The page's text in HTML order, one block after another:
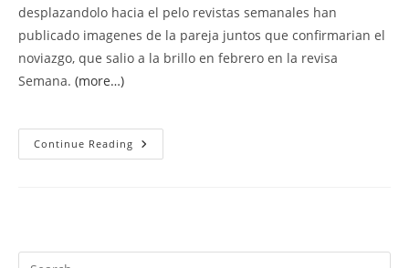
desplazandolo hacia el pelo revistas semanales han
publicado imagenes de la pareja juntos que confirmarian el
noviazgo, que salio a la brillo en febrero en la revisa
Semana. (more…)
Continue Reading Malu
Y
Pareja?